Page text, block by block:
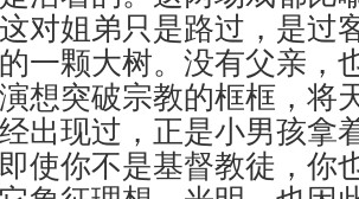
对姐弟只是路过，是过
一颗大树。没有父亲，
想突破宗教的框框，将
出现过，正是小男孩拿
使你不是基督教徒，你